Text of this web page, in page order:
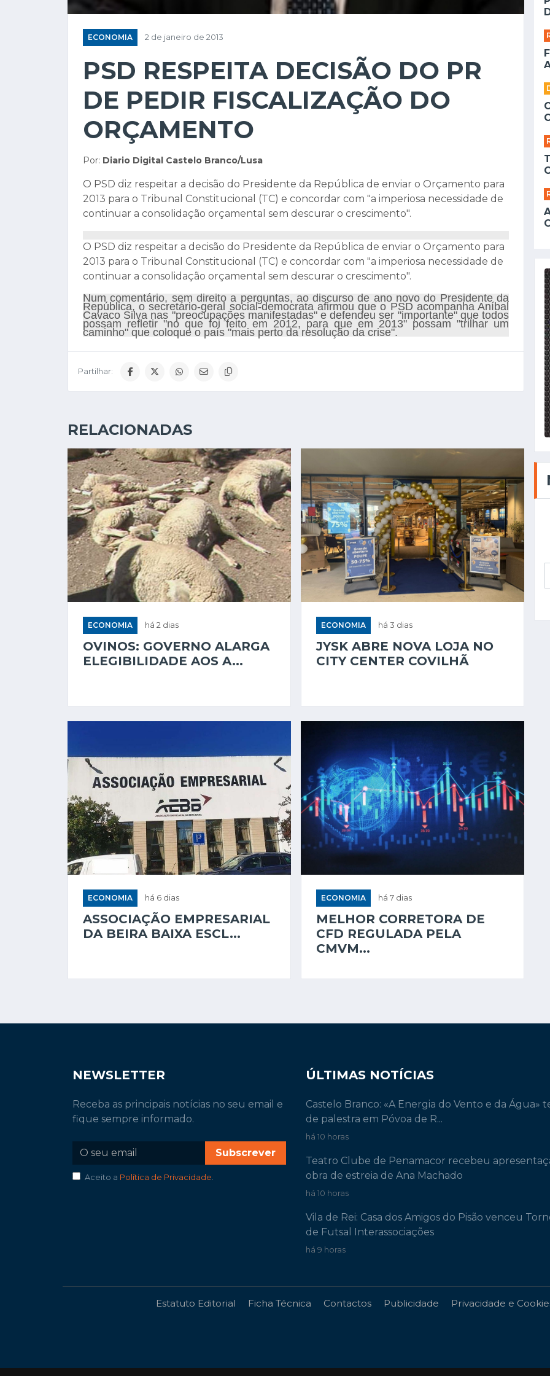
ECONOMIA 2 de janeiro de 2013
PSD RESPEITA DECISÃO DO PR
DE PEDIR FISCALIZAÇÃO DO
ORÇAMENTO
Por: Diario Digital Castelo Branco/Lusa
O PSD diz respeitar a decisão do Presidente da República de enviar o Orçamento para
2013 para o Tribunal Constitucional (TC) e concordar com "a imperiosa necessidade de
continuar a consolidação orçamental sem descurar o crescimento".
O PSD diz respeitar a decisão do Presidente da República de enviar o Orçamento para
2013 para o Tribunal Constitucional (TC) e concordar com "a imperiosa necessidade de
continuar a consolidação orçamental sem descurar o crescimento".
Num comentário, sem direito a perguntas, ao discurso de ano novo do Presidente da
República, o secretário-geral social-democrata afirmou que o PSD acompanha Aníbal
Cavaco Silva nas "preocupações manifestadas" e defendeu ser "importante" que todos
possam refletir "no que foi feito em 2012, para que em 2013" possam "trilhar um
caminho" que coloque o país "mais perto da resolução da crise".
Partilhar:
RELACIONADAS
ECONOMIA há 2 dias
OVINOS: GOVERNO ALARGA
ELEGIBILIDADE AOS A...
ECONOMIA há 3 dias
JYSK ABRE NOVA LOJA NO
CITY CENTER COVILHÃ
ECONOMIA há 6 dias
ASSOCIAÇÃO EMPRESARIAL
DA BEIRA BAIXA ESCL...
ECONOMIA há 7 dias
MELHOR CORRETORA DE
CFD REGULADA PELA
CMVM...
NEWSLETTER
Receba as principais notícias no seu email e
fique sempre informado.
Subscrever
Aceito a Política de Privacidade
ÚLTIMAS NOTÍCIAS
Castelo Branco: «A Energia do Vento e da Água»
de palestra em Póvoa de R...
há 10 horas
Teatro Clube de Penamacor recebeu
obra de estreia de Ana Machado
há 10 horas
Vila de Rei: Casa dos Amigos do Pisão venceu
de Futsal Interassociações
há 9 horas
Estatuto Editorial Ficha Técnica Contactos Publicidade Privacidade e